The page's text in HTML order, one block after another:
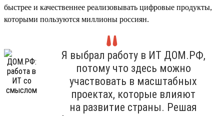
быстрее и качественнее реализовывать цифровые продукты,
которыми пользуются миллионы россиян.
Я выбрал работу в ИТ ДОМ.РФ,
потому что здесь можно
участвовать в масштабных
проектах, которые влияют
на развитие страны. Решая